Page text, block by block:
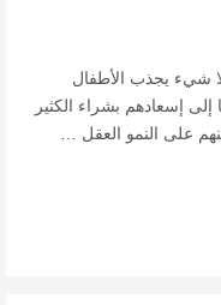
شيء يجذب الأطفال
إلى إسعادهم بشراء الكثير
على النمو العقل …